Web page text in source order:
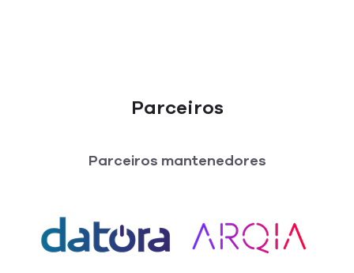
Parceiros
Parceiros mantenedores